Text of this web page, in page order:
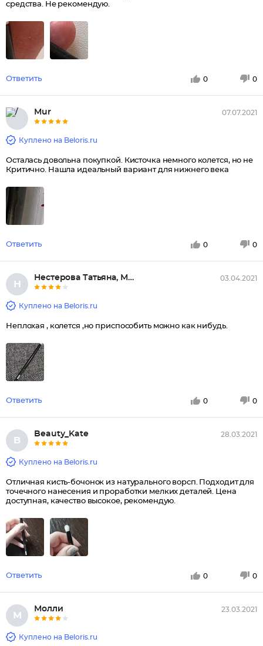
средства. Не рекомендую.
Ответить 0 0
Мur 07.07.2021
Куплено на Beloris.ru
Осталась довольна покупкой. Кисточка немного колется, но не
Критично. Нашла идеальный вариант для нижнего века
Ответить 0 0
Н
Нестерова Татьяна, Москва 03.04.2021
Куплено на Beloris.ru
Неплохая , колется ,но приспособить можно как нибудь.
Ответить 0 0
B
Beauty_Kate 28.03.2021
Куплено на Beloris.ru
Отличная кисть-бочонок из натурального ворсп. Подходит для
точечного нанесения и проработки мелких деталей. Цена
доступная, качество высокое, рекомендую.
Ответить 0 0
М
Молли 23.03.2021
Куплено на Beloris.ru